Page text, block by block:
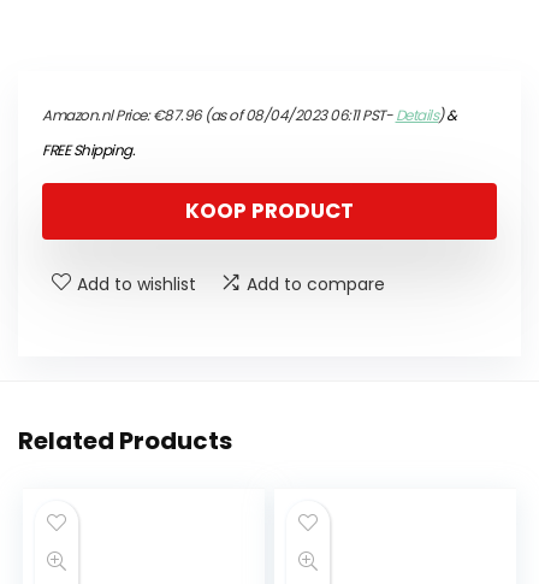
Amazon.nl Price:€87.96(as of 08/04/2023 06:11 PST-Details)&
FREE Shipping.
KOOP PRODUCT
Add to wishlist Add to compare
Related Products